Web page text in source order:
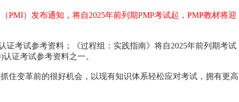
PMI）发布通知，将自2025年前列期PMP考试起，PMP教材将迎
证考试参考资料；《过程组：实践指南》将自2025年前列期考试
证考试参考资料之一。
住变革前的很好机会，以现有知识体系轻松应对考试，拥有更高